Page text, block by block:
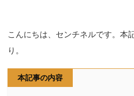
こんにちは、センチネルです。本
り。
本記事の内容